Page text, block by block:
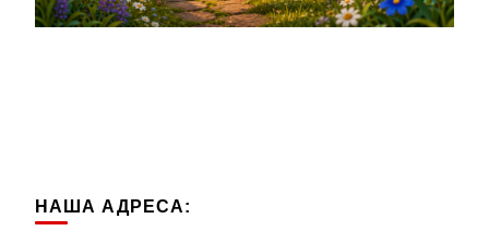
НАША АДРЕСА: